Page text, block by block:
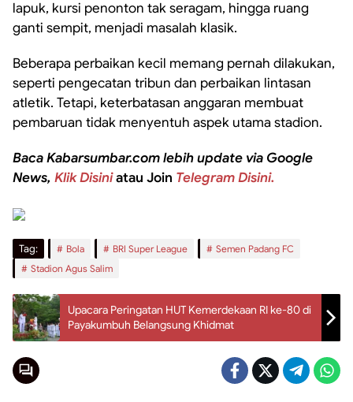
lapuk, kursi penonton tak seragam, hingga ruang
ganti sempit, menjadi masalah klasik.
Beberapa perbaikan kecil memang pernah dilakukan,
seperti pengecatan tribun dan perbaikan lintasan
atletik. Tetapi, keterbatasan anggaran membuat
pembaruan tidak menyentuh aspek utama stadion.
Baca Kabarsumbar.com lebih update via Google
News, Klik Disiniatau Join Telegram Disini.
Tag: Bola BRI Super League
Semen Padang FC
Stadion Agus Salim
Upacara Peringatan HUT Kemerdekaan RI ke-80 di
Payakumbuh Belangsung Khidmat